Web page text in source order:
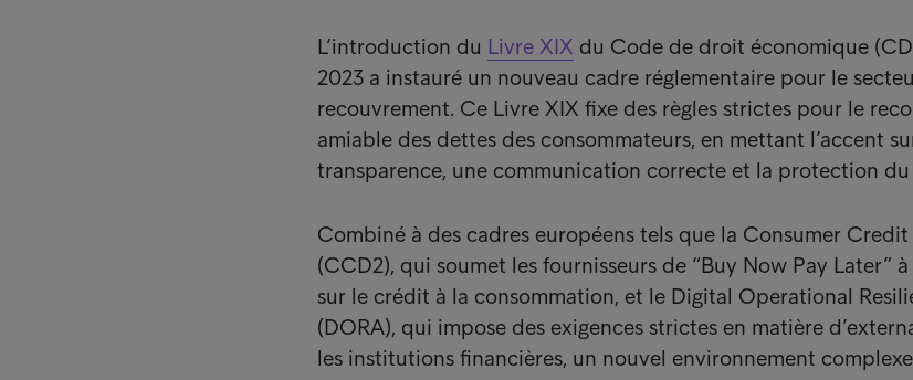
L’introduction du Livre XIX du Code de droit économique
2023 a instauré un nouveau cadre réglementaire pour le
recouvrement. Ce Livre XIX fixe des règles strictes pour le
amiable des dettes des consommateurs, en mettant l’accent
transparence, une communication correcte et la protection
Combiné à des cadres européens tels que la Consumer
(CCD2), qui soumet les fournisseurs de “Buy Now Pay Later”
sur le crédit à la consommation, et le Digital Operational
(DORA), qui impose des exigences strictes en matière
les institutions financières, un nouvel environnement complexe